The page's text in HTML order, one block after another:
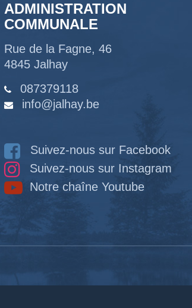
ADMINISTRATION
COMMUNALE
Rue de la Fagne, 46
4845 Jalhay
087379118
info@jalhay.be
Suivez-nous sur Facebook
Suivez-nous sur Instagram
Notre chaîne Youtube